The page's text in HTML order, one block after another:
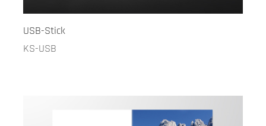
USB-Stick
KS-USB